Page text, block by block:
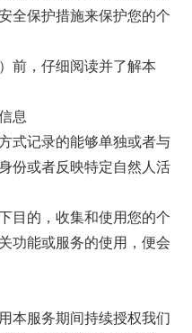
全保护措施来保护您的个
前，仔细阅读并了解本
息
式记录的能够单独或者与
份或者反映特定自然人活
目的，收集和使用您的个
功能或服务的使用，便会
本服务期间持续授权我们